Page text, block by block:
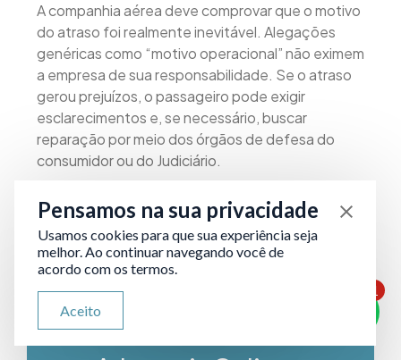
A companhia aérea deve comprovar que o motivo
do atraso foi realmente inevitável. Alegações
genéricas como “motivo operacional” não eximem
a empresa de sua responsabilidade. Se o atraso
gerou prejuízos, o passageiro pode exigir
esclarecimentos e, se necessário, buscar
reparação por meio dos órgãos de defesa do
consumidor ou do Judiciário.
1
Pensamos na sua privacidade
Usamos cookies para que sua experiência seja
melhor. Ao continuar navegando você de
acordo com os termos.
Aceito